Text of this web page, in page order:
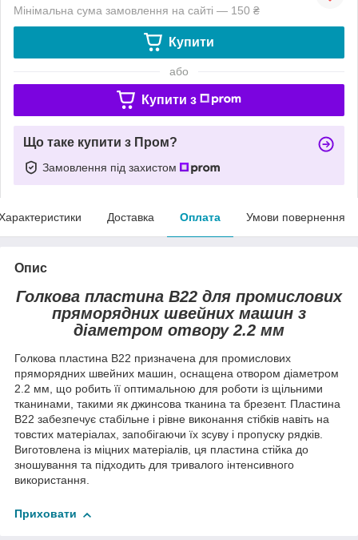
Мінімальна сума замовлення на сайті — 150 ₴
Купити
або
Купити з
Що таке купити з Пром?
Замовлення під захистом
Доставка Оплата Умови повернення
Опис
Голкова пластина В22 для промислових
пряморядних швейних машин з
діаметром отвору 2.2 мм
Голкова пластина В22 призначена для промислових
пряморядних швейних машин, оснащена отвором діаметром
2.2 мм, що робить її оптимальною для роботи із щільними
тканинами, такими як джинсова тканина та брезент. Пластина
В22 забезпечує стабільне і рівне виконання стібків навіть на
товстих матеріалах, запобігаючи їх зсуву і пропуску рядків.
Виготовлена із міцних матеріалів, ця пластина стійка до
зношування та підходить для тривалого інтенсивного
використання.
Приховати